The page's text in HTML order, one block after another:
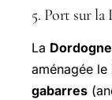
5. Port sur la
La Dordogne
aménagée
gabarres